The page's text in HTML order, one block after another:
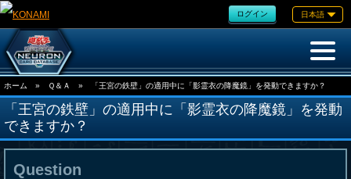
ログイン 日本語
ホーム » Ｑ＆Ａ » 「王宮の鉄壁」の適用中に「影霊衣の降魔鏡」を発動できますか？
「王宮の鉄壁」の適用中に「影霊衣の降魔鏡」を発動
できますか？
Question